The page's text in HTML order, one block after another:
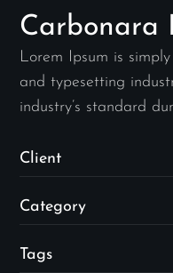
Carbonara
Lorem Ipsum is
and typesetting
industry’s standard
Client
Category
Tags